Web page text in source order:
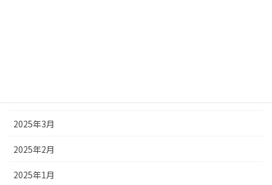
2025年3月
2025年2月
2025年1月